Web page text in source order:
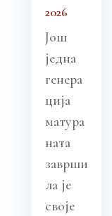
2026
Још
једна
генера
ција
матура
ната
заврши
ла је
своје